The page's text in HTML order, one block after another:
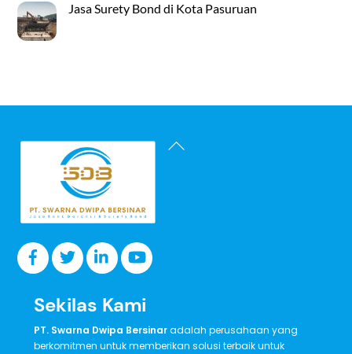
Jasa Surety Bond di Kota Pasuruan
Back
Sekilas Kami
PT. Swarna Dwipa Bersinaradalah perusahaan yang
berkomitmen untuk memberikan solusi terbaik untuk